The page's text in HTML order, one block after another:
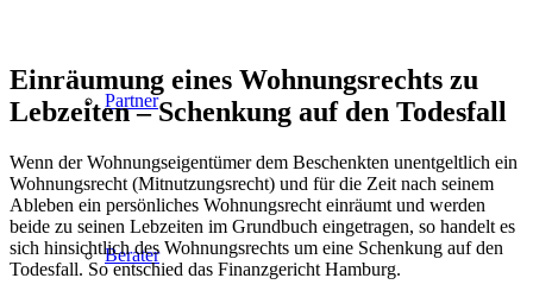
Partner
Berater
Einräumung eines Wohnungsrechts zu
Lebzeiten – Schenkung auf den Todesfall
Wenn der Wohnungseigentümer dem Beschenkten unentgeltlich ein
Wohnungsrecht (Mitnutzungsrecht) und für die Zeit nach seinem
Ableben ein persönliches Wohnungsrecht einräumt und werden
beide zu seinen Lebzeiten im Grundbuch eingetragen, so handelt es
sich hinsichtlich des Wohnungsrechts um eine Schenkung auf den
Todesfall. So entschied das Finanzgericht Hamburg.